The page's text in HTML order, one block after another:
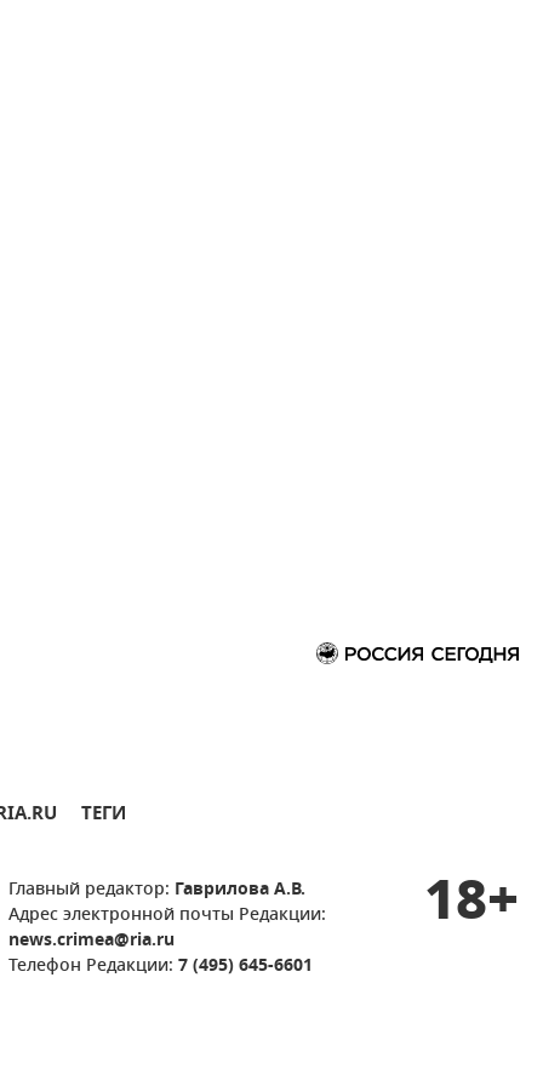
ТЕГИ
Главный редактор: Гаврилова А.В.
Адрес электронной почты Редакции:
news.crimea@ria.ru
Телефон Редакции: 7 (495) 645-6601
18+